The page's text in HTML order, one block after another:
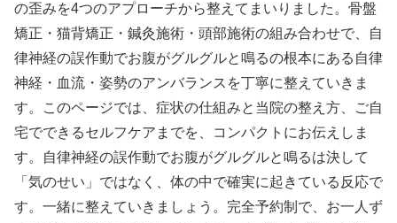
の歪みを4つのアプローチから整えてまいりました。骨盤
矯正・猫背矯正・鍼灸施術・頭部施術の組み合わせで、自
律神経の誤作動でお腹がグルグルと鳴るの根本にある自律
神経・血流・姿勢のアンバランスを丁寧に整えていきま
す。このページでは、症状の仕組みと当院の整え方、ご自
宅でできるセルフケアまでを、コンパクトにお伝えしま
す。自律神経の誤作動でお腹がグルグルと鳴るは決して
「気のせい」ではなく、体の中で確実に起きている反応で
す。一緒に整えていきましょう。完全予約制で、お一人ず